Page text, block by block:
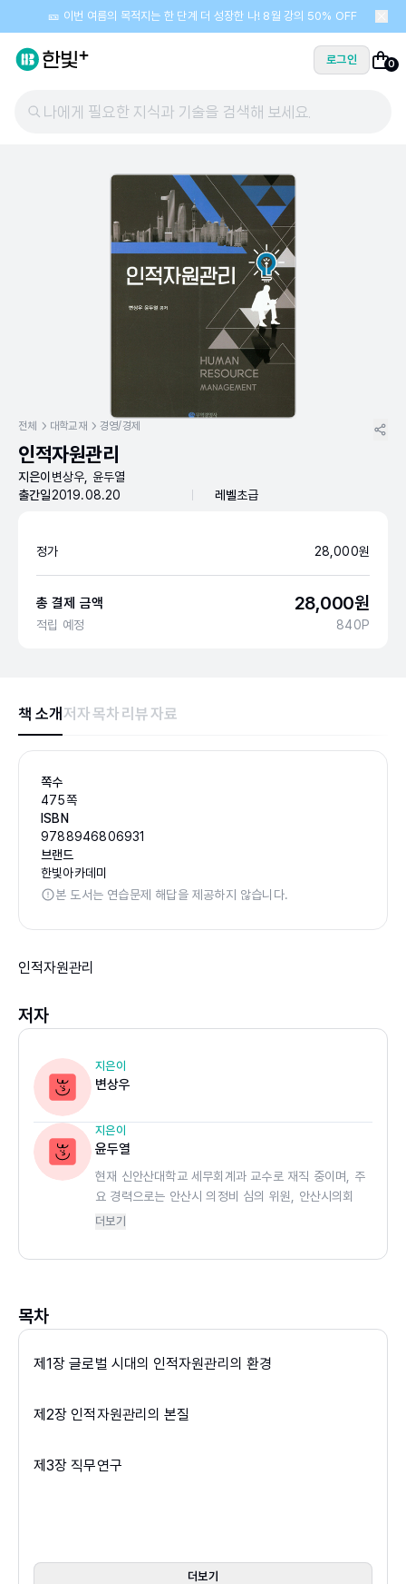
🎫 이번 여름의 목적지는 한 단계 더 성장한 나! 8월 강의 50% OFF
로그인 0
나에게 필요한 지식과 기술을 검색해 보세요.
전체 대학교재 경영/경제
인적자원관리
지은이 변상우, 윤두열
출간일2019.08.20 레벨초급
정가 28,000원
총 결제 금액 28,000원
적립 예정 840P
책 소개 저자목차 리뷰 자료
쪽수
475쪽
ISBN
9788946806931
브랜드
한빛아카데미
본 도서는 연습문제 해답을 제공하지 않습니다.
인적자원관리
저자
지은이
변상우
지은이
윤두열
현재 신안산대학교 세무회계과 교수로 재직 중이며, 주
요 경력으로는 안산시 의정비 심의 위원, 안산시의회
결산 검사 위원, 시흥시 옴부즈만 자문위원, 안산지방
글 PPM 인증심사위원 등을 역임했다. 저서로는 『조직
더보기
목차
제1장 글로벌 시대의 인적자원관리의 환경
제2장 인적자원관리의 본질
제3장 직무연구
제5장 채용과 배치
더보기